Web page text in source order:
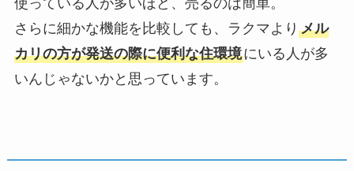
さらに細かな機能を比較しても、ラクマより メル
カリの方が発送の際に便利な住環境にいる人が多
いんじゃないかと思っています。